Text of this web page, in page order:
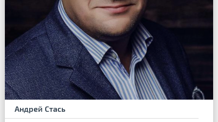
Андрей Стась